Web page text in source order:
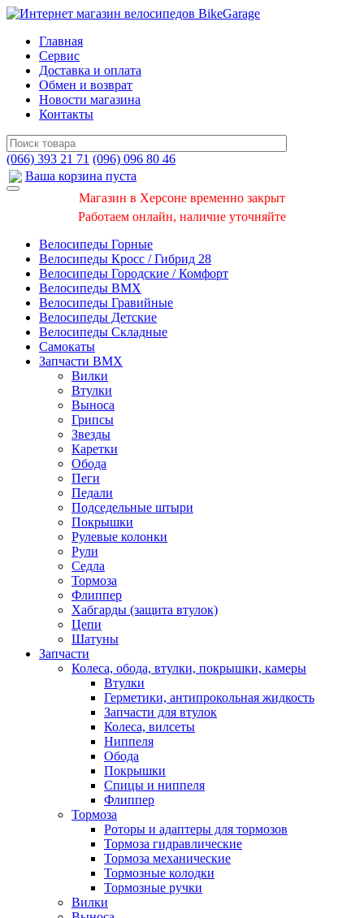
Главная
Сервис
Доставка и оплата
Обмен и возврат
Новости магазина
Контакты
(066) 393 21 71 (096) 096 80 46
Ваша корзина пуста
Магазин в Херсоне временно закрыт
Работаем онлайн, наличие уточняйте
Велосипеды Горные
Велосипеды Кросс / Гибрид 28
Велосипеды Городские / Комфорт
Велосипеды BMX
Велосипеды Гравийные
Велосипеды Детские
Велосипеды Складные
Самокаты
Запчасти BMX
Вилки
Втулки
Выноса
Грипсы
Звезды
Каретки
Обода
Пеги
Педали
Подседельные штыри
Покрышки
Рулевые колонки
Рули
Седла
Тормоза
Флиппер
Хабгарды (защита втулок)
Цепи
Шатуны
Запчасти
Колеса, обода, втулки, покрышки, камеры
Втулки
Герметики, антипрокольная жидкость
Запчасти для втулок
Колеса, вилсеты
Ниппеля
Обода
Покрышки
Спицы и ниппеля
Флиппер
Тормоза
Роторы и адаптеры для тормозов
Тормоза гидравлические
Тормоза механические
Тормозные колодки
Тормозные ручки
Вилки